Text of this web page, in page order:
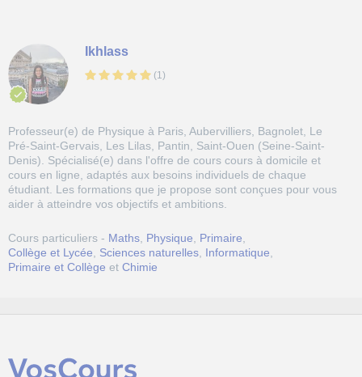
Ikhlass
(1 )
Professeur(e) de Physique à Paris, Aubervilliers, Bagnolet, Le
Pré-Saint-Gervais, Les Lilas, Pantin, Saint-Ouen (Seine-Saint-
Denis). Spécialisé(e) dans l'offre de cours cours à domicile et
cours en ligne, adaptés aux besoins individuels de chaque
étudiant. Les formations que je propose sont conçues pour vous
aider à atteindre vos objectifs et ambitions.
Cours particuliers - Maths Physique Primaire
Collège et Lycée
Sciences naturelles Informatique
Primaire et Collège et Chimie